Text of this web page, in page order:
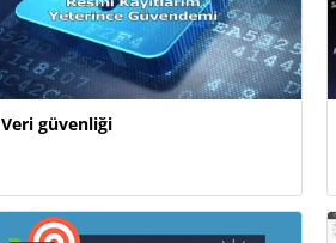
Veri güvenliği